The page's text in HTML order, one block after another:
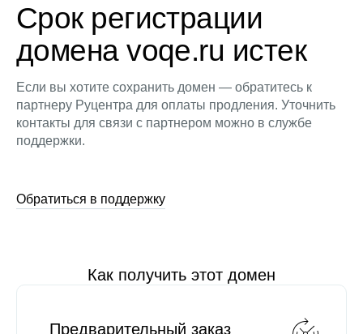
Срок регистрации
домена voqe.ru истек
Если вы хотите сохранить домен — обратитесь к
партнеру Руцентра для оплаты продления. Уточнить
контакты для связи с партнером можно в службе
поддержки.
Обратиться в поддержку
Как получить этот домен
Предварительный заказ